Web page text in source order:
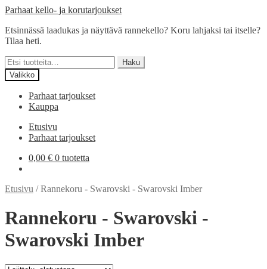
Siirry
Siirry
Parhaat kello- ja korutarjoukset
Etsinnässä laadukas ja näyttävä rannekello? Koru lahjaksi tai itselle?
Tilaa heti.
Etsi:
Haku
Valikko
Parhaat tarjoukset
Kauppa
Etusivu
Parhaat tarjoukset
0,00 € 0 tuotetta
Etusivu /Rannekoru - Swarovski - Swarovski Imber
Rannekoru - Swarovski -
Swarovski Imber